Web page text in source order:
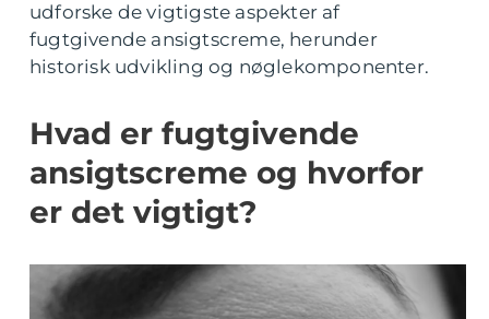
udforske de vigtigste aspekter af
fugtgivende ansigtscreme, herunder
historisk udvikling og nøglekomponenter.
Hvad er fugtgivende
ansigtscreme og hvorfor
er det vigtigt?